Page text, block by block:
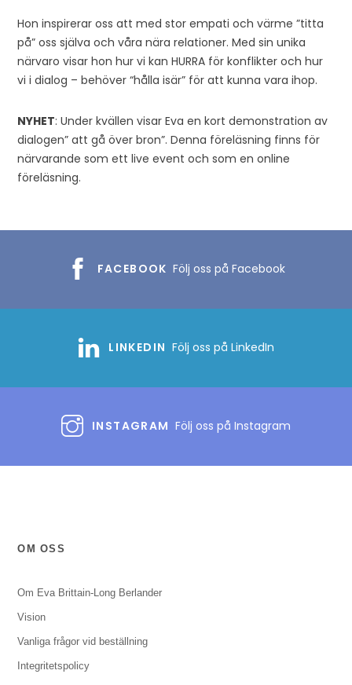
Hon inspirerar oss att med stor empati och värme ”titta
på” oss själva och våra nära relationer. Med sin unika
närvaro visar hon hur vi kan HURRA för konflikter och hur
vi i dialog – behöver “hålla isär” för att kunna vara ihop.
NYHET: Under kvällen visar Eva en kort demonstration av
dialogen” att gå över bron”. Denna föreläsning finns för
närvarande som ett live event och som en online
föreläsning.
FACEBOOK Följ oss på Facebook
LINKEDIN Följ oss på LinkedIn
INSTAGRAM Följ oss på Instagram
OM OSS
Om Eva Brittain-Long Berlander
Vision
Vanliga frågor vid beställning
Integritetspolicy